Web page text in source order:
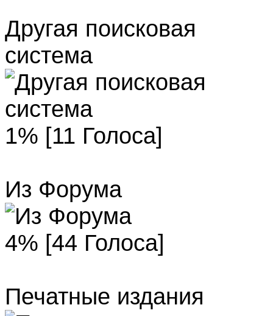
Другая поисковая
система
1% [11 Голоса]
Из Форума
4% [44 Голоса]
Печатные издания